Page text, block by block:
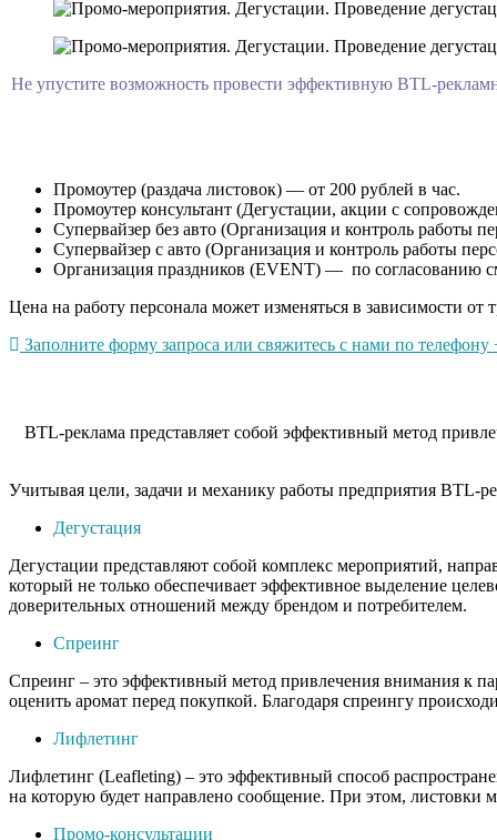
Не упустите возможность провести эффективную BTL-
Промоутер (раздача листовок) — от 200 рублей в час.
Промоутер консультант (Дегустации, акции с
Супервайзер без авто (Организация и контроль работы
Супервайзер с авто (Организация и контроль работы
Организация праздников (EVENT) — по согласованию
Цена на работу персонала может изменяться в зависимости
Заполните форму запроса или свяжитесь с нами по
BTL-реклама представляет собой эффективный метод
Учитывая цели, задачи и механику работы предприятия BTL-
Дегустация
Дегустации представляют собой комплекс мероприятий,
который не только обеспечивает эффективное выделение
доверительных отношений между брендом и потребителем.
Спреинг
Спреинг – это эффективный метод привлечения внимания к
оценить аромат перед покупкой. Благодаря спреингу
Лифлетинг
Лифлетинг (Leafleting) – это эффективный способ
на которую будет направлено сообщение. При этом, листовки
Промо-консультации